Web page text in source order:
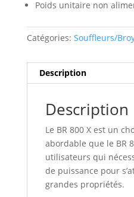
Poids unitaire non
Catégories: Souffleurs/
Description
Description
Le BR 800 X est un
abordable que le BR
utilisateurs qui
de puissance pour
grandes propriétés.